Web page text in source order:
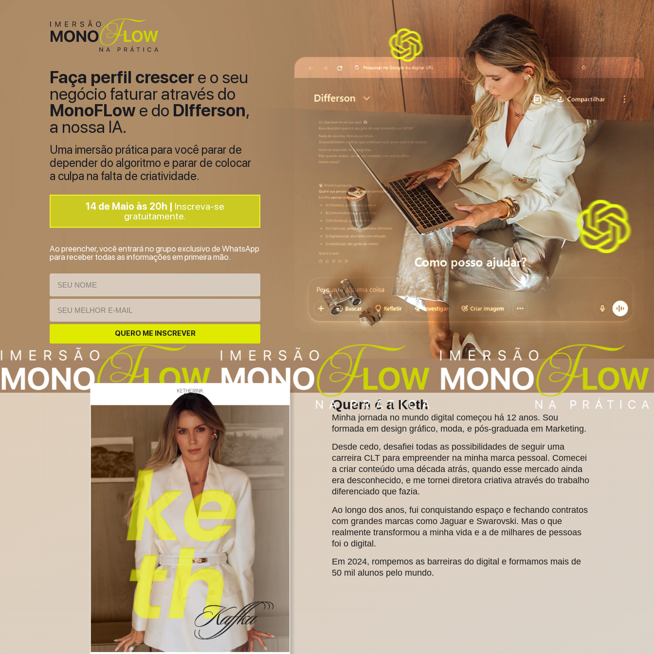
Faça perfil crescere o seu
negócio faturar através do
MonoFLowe do DIfferson,
a nossa IA.
Uma imersão prática para você parar de
depender do algoritmo e parar de colocar
a culpa na falta de criatividade.
14 de Maio às 20h | Inscreva-se
gratuitamente.
Ao preencher, você entrará no grupo exclusivo de WhatsApp
para receber todas as informações em primeira mão.
QUERO ME INSCREVER
Quem é a Keth
Minha jornada no mundo digital começou há 12 anos. Sou
formada em design gráfico, moda, e pós-graduada em Marketing.
Desde cedo, desafiei todas as possibilidades de seguir uma
carreira CLT para empreender na minha marca pessoal. Comecei
a criar conteúdo uma década atrás, quando esse mercado ainda
era desconhecido, e me tornei diretora criativa através do trabalho
diferenciado que fazia.
Ao longo dos anos, fui conquistando espaço e fechando contratos
com grandes marcas como Jaguar e Swarovski. Mas o que
realmente transformou a minha vida e a de milhares de pessoas
foi o digital.
Em 2024, rompemos as barreiras do digital e formamos mais de
50 mil alunos pelo mundo.